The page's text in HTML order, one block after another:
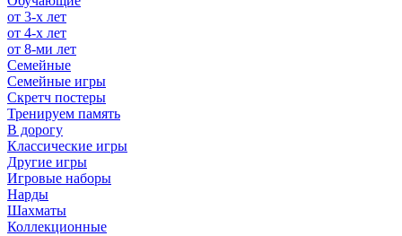
от 3-х лет
от 4-х лет
от 8-ми лет
Семейные
Семейные игры
Скретч постеры
Тренируем память
В дорогу
Классические игры
Другие игры
Игровые наборы
Нарды
Шахматы
Коллекционные